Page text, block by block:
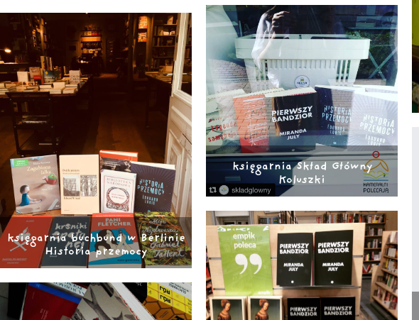
księgarnia Skład Główny
Koluszki
księgarnia buchbund w Berlinie
Historia przemocy